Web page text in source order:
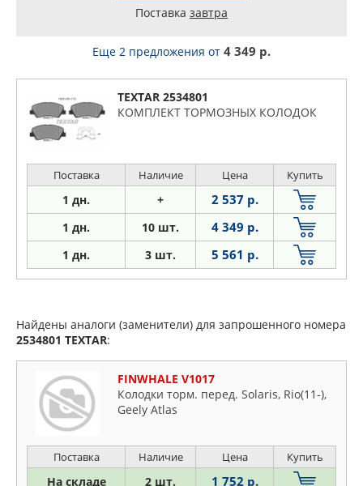
Поставка завтра
Еще 2 предложения от 4 349 р.
TEXTAR 2534801
КОМПЛЕКТ ТОРМОЗНЫХ КОЛОДОК
Поставка Наличие Цена Купить
1 дн. + 2 537 р.
1 дн. 10 шт. 4 349 р.
1 дн. 3 шт. 5 561 р.
Найдены аналоги (заменители) для запрошенного номера
2534801 TEXTAR:
FINWHALE V1017
Колодки торм. перед. Solaris, Rio(11-),
Geely Atlas
Поставка Наличие Цена Купить
На складе 2 шт. 1 752 р.